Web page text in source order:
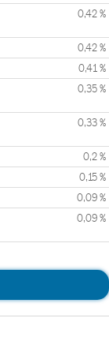
0,42 %
0,42 %
0,41 %
0,35 %
0,33 %
0,2 %
0,15 %
0,09 %
0,09 %